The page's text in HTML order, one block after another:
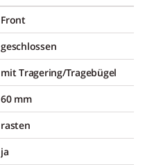
Front
geschlossen
mit Tragering/Tragebügel
60 mm
rasten
ja